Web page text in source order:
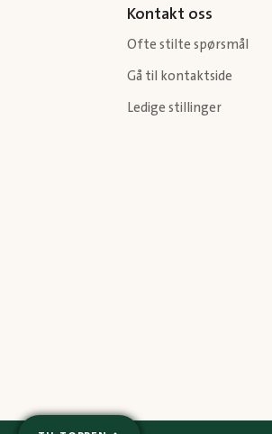
Kontakt oss
Ofte stilte spørsmål
Gå til kontaktside
Ledige stillinger